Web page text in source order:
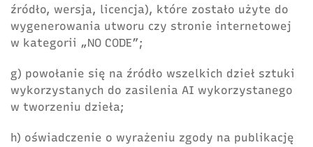
źródło, wersja, licencja), które zostało użyte do
wygenerowania utworu czy stronie internetowej
w kategorii „NO CODE”;
g) powołanie się na źródło wszelkich dzieł sztuki
wykorzystanych do zasilenia AI wykorzystanego
w tworzeniu dzieła;
h) oświadczenie o wyrażeniu zgody na publikację